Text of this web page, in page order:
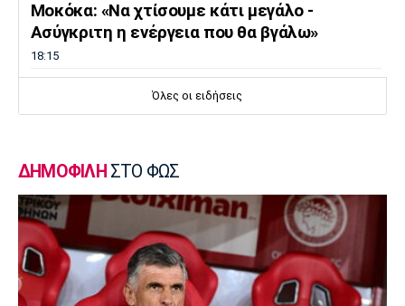
Μοκόκα: «Να χτίσουμε κάτι μεγάλο -
Ασύγκριτη η ενέργεια που θα βγάλω»
18:15
Ισπανία - Ελλάδα 96-86: Ήττα στην πρεμιέρα
Ποδόσφαιρο - Διεθνή
Η Νορβηγία καλεί τον Ινφαντίνο να
παραιτηθεί
18:00
Super League 1
Ολυμπιακός: Στα «ερυθρόλευκα» ο γιός του
Όλες οι ειδήσεις
ΔΗΜΟΦΙΛΗ ΣΤΟ ΦΩΣ